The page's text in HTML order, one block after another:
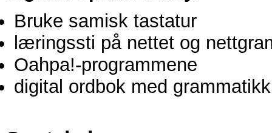
Bruke samisk tastatur
læringssti på nettet og
Oahpa!-programmene
digital ordbok med grammatikk